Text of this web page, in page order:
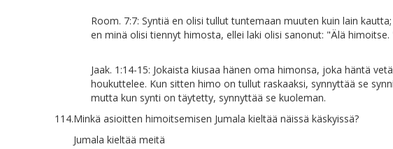
Room. 7:7: Syntiä en olisi tullut tuntemaan muuten kuin lain kautta;
en minä olisi tiennyt himosta, ellei laki olisi sanonut: "Älä himoitse.
Jaak. 1:14-15: Jokaista kiusaa hänen oma himonsa, joka häntä
houkuttelee. Kun sitten himo on tullut raskaaksi, synnyttää se
mutta kun synti on täytetty, synnyttää se kuoleman.
114.Minkä asioitten himoitsemisen Jumala kieltää näissä käskyissä?
Jumala kieltää meitä